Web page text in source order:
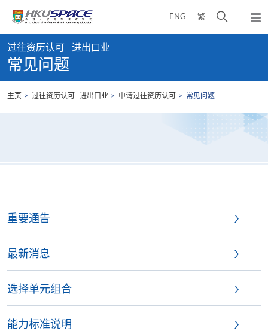
content
ENG 繁
开
弹
出
content
start
过往资历认可 - 进出口业
常见问题
主页 过往资历认可 - 进出口业 申请过往资历认可 常见问题
重要通告
最新消息
选择单元组合
能力标准说明